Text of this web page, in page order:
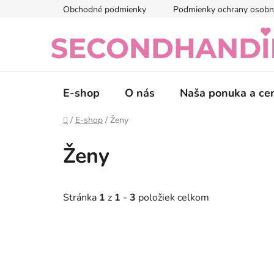
Obchodné podmienky Podmienky ochrany
E-shop O nás Naša ponuka a
Domov
/ E-shop / Ženy
Ženy
Stránka 1 z 1 - 3 položiek celkom